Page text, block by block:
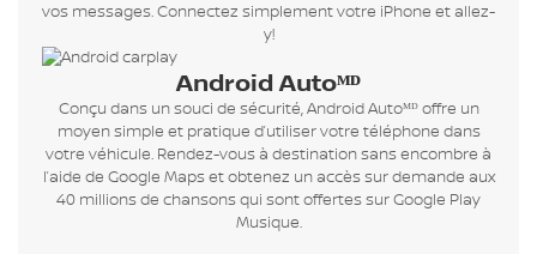
vos messages. Connectez simplement votre iPhone et allez-
y!
Android Autoᴹᴰ
Conçu dans un souci de sécurité, Android Autoᴹᴰ offre un
moyen simple et pratique d’utiliser votre téléphone dans
votre véhicule. Rendez-vous à destination sans encombre à
l’aide de Google Maps et obtenez un accès sur demande aux
40 millions de chansons qui sont offertes sur Google Play
Musique.